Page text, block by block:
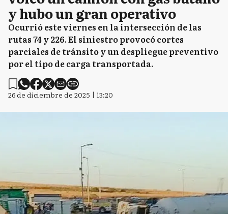
y hubo un gran operativo
Ocurrió este viernes en la intersección de las
rutas 74 y 226. El siniestro provocó cortes
parciales de tránsito y un despliegue preventivo
por el tipo de carga transportada.
26 de diciembre de 2025 | 13:20